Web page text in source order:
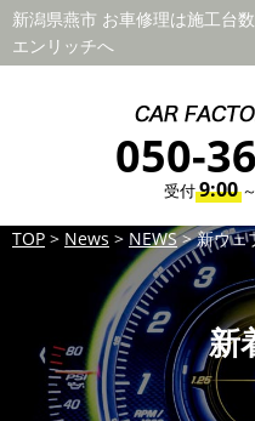
新潟県燕市 お車修理は施工台
エンリッチへ
050-
受付9:00
TOP > News > NEWS>新ウェ
新